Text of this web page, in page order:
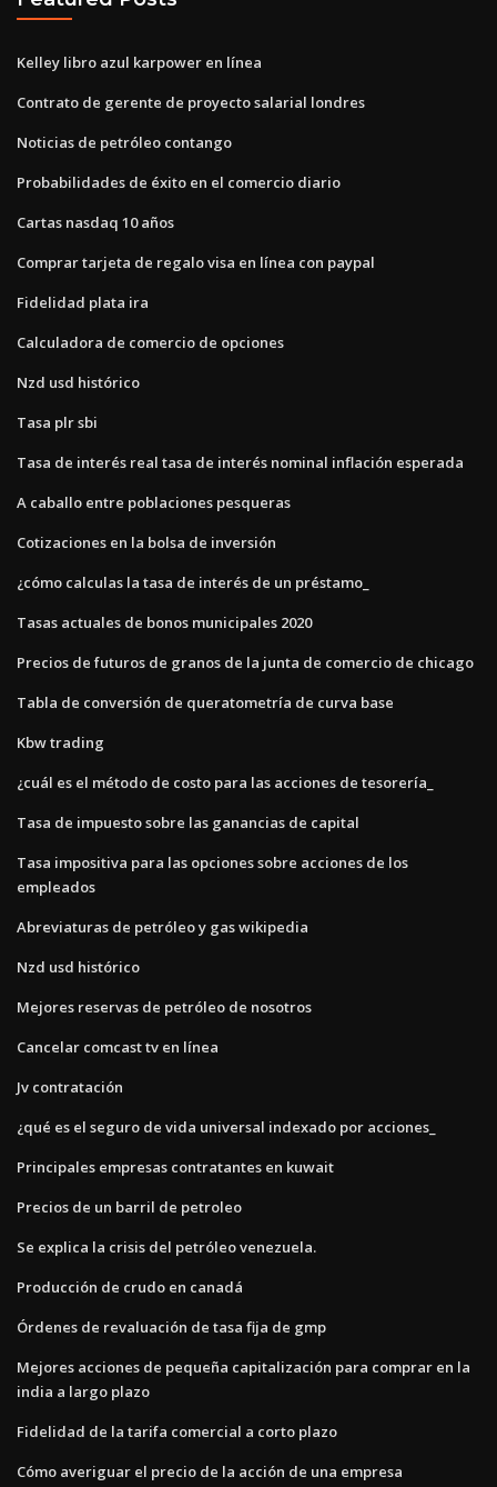
Kelley libro azul karpower en línea
Contrato de gerente de proyecto salarial londres
Noticias de petróleo contango
Probabilidades de éxito en el comercio diario
Cartas nasdaq 10 años
Comprar tarjeta de regalo visa en línea con paypal
Fidelidad plata ira
Calculadora de comercio de opciones
Nzd usd histórico
Tasa plr sbi
Tasa de interés real tasa de interés nominal inflación esperada
A caballo entre poblaciones pesqueras
Cotizaciones en la bolsa de inversión
¿cómo calculas la tasa de interés de un préstamo_
Tasas actuales de bonos municipales 2020
Precios de futuros de granos de la junta de comercio de chicago
Tabla de conversión de queratometría de curva base
Kbw trading
¿cuál es el método de costo para las acciones de tesorería_
Tasa de impuesto sobre las ganancias de capital
Tasa impositiva para las opciones sobre acciones de los
empleados
Abreviaturas de petróleo y gas wikipedia
Nzd usd histórico
Mejores reservas de petróleo de nosotros
Cancelar comcast tv en línea
Jv contratación
¿qué es el seguro de vida universal indexado por acciones_
Principales empresas contratantes en kuwait
Precios de un barril de petroleo
Se explica la crisis del petróleo venezuela.
Producción de crudo en canadá
Órdenes de revaluación de tasa fija de gmp
Mejores acciones de pequeña capitalización para comprar en la
india a largo plazo
Fidelidad de la tarifa comercial a corto plazo
Cómo averiguar el precio de la acción de una empresa